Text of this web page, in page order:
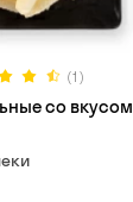
(1)
со вкусом